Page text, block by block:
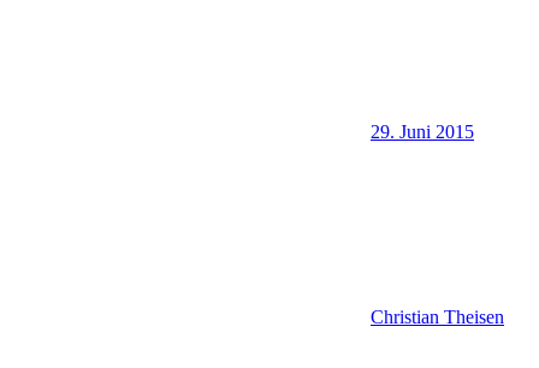
29. Juni 2015
Christian Theisen